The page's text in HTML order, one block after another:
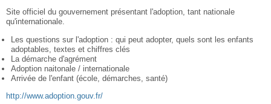
Site officiel du gouvernement présentant l'adoption, tant nationale
qu'internationale.
Les questions sur l'adoption : qui peut adopter, quels sont les enfants
adoptables, textes et chiffres clés
La démarche d'agrément
Adoption naitonale / internationale
Arrivée de l'enfant (école, démarches, santé)
http://www.adoption.gouv.fr/